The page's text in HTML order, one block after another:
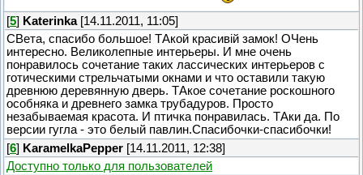
[5] Katerinka[14.11.2011, 11:05]
СВета, спасибо большое! ТАкой красивій замок! ОЧень
интересно. Великолепные интерьеры. И мне очень
понравилось сочетание таких лассических интерьеров с
готическими стрельчатыми окнами и что оставили такую
древнюю деревянную дверь. ТАкое сочетание роскошного
особняка и древнего замка трубадуров. Просто
незабываемая красота. И птичка понравилась. ТАки да. По
версии гугла - это белый павлин.Спасибочки-спасибочки!
[6] KaramelkaPepper [14.11.2011, 12:38]
Доступно только для пользователей